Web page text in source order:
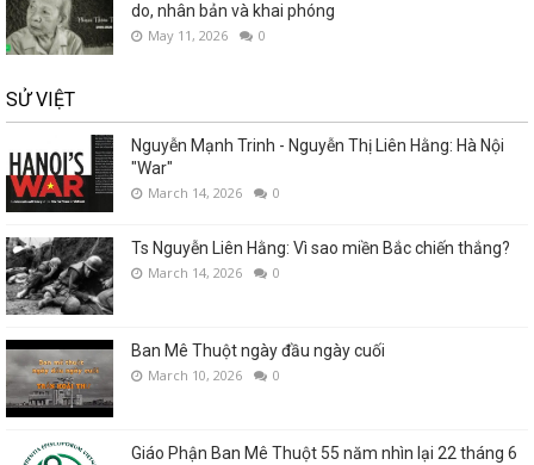
do, nhân bản và khai phóng
May 11, 2026 0
SỬ VIỆT
Nguyễn Mạnh Trinh - Nguyễn Thị Liên Hằng: Hà Nội
"War"
March 14, 2026 0
Ts Nguyễn Liên Hằng: Vì sao miền Bắc chiến thắng?
March 14, 2026 0
Ban Mê Thuột ngày đầu ngày cuối
March 10, 2026 0
Giáo Phận Ban Mê Thuột 55 năm nhìn lại 22 tháng 6